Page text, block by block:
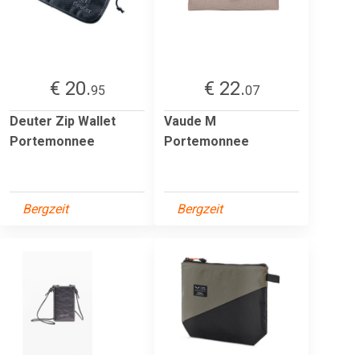
€ 20.95
Deuter Zip Wallet
Portemonnee
Bergzeit
€ 22.07
Vaude M
Portemonnee
Bergzeit